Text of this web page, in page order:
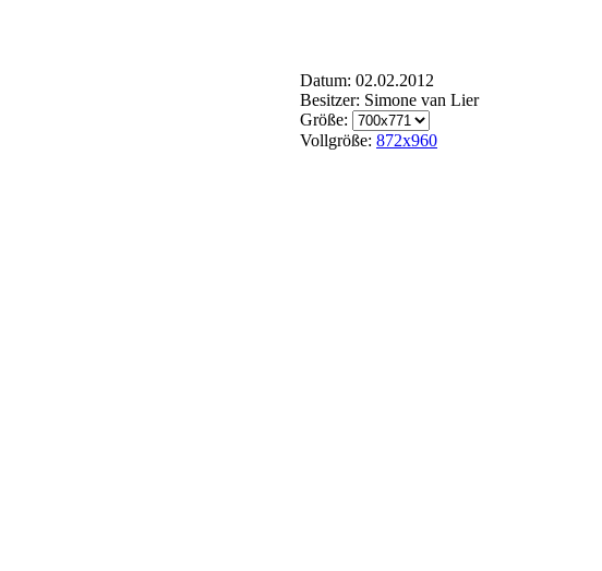
Datum: 02.02.2012
Besitzer: Simone van Lier
Größe:
Vollgröße: 872x960